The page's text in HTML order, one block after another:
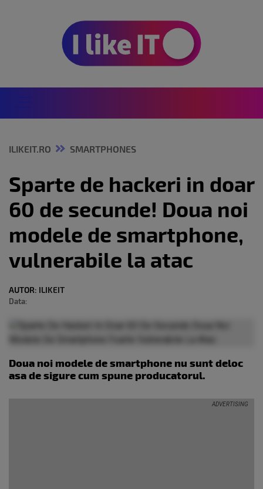
ILIKEIT.RO SMARTPHONES
Sparte de hackeri in doar
60 de secunde! Doua noi
modele de smartphone,
vulnerabile la atac
AUTOR: ILIKEIT
Data:
Doua noi modele de smartphone nu sunt deloc
asa de sigure cum spune producatorul.